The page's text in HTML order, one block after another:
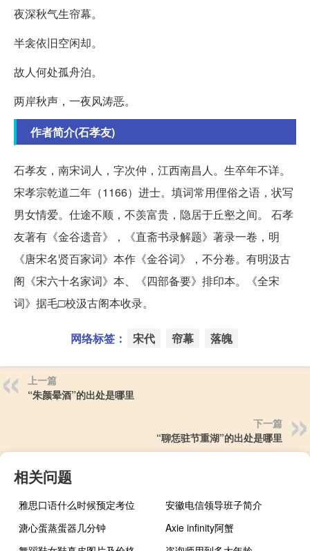
夜深秋气生帘幕。
半衾依旧空闲却。
故人何处孤舟泊。
两岸秋声，一夜风涛恶。
作者简介(石孝友)
石孝友，南宋词人，字次仲，江西南昌人。生卒年不详。
宋孝宗乾道二年（1166）进士。填词常用俚俗之语，状写
男女情爱。仕途不顺，不羡富贵，隐居于丘壑之间。 石孝
友著有《金谷遗音》，《直斋书录解题》著录一卷，明
《唐宋名贤百家词》本作《金谷词》，不分卷。有明汲古
阁《宋六十名家词》本、《四部备要》排印本。《全宋
词》据毛□校汲古阁本收录。
网络标签： 宋代 帘幕 落魄
上一篇
“朱颜晕酒”的出处是哪里
下一篇
“聊恁驻节重湖”的出处是哪里
相关问题
雅思口语什么时候预定考位
安徽电信领导班子简介
溏心蛋蒸蛋器几分钟
Axie infinity阿蟹